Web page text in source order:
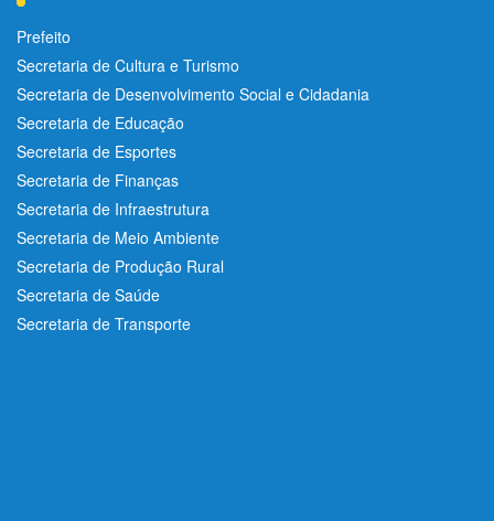
Prefeito
Secretaria de Cultura e Turismo
Secretaria de Desenvolvimento Social e Cidadania
Secretaria de Educação
Secretaria de Esportes
Secretaria de Finanças
Secretaria de Infraestrutura
Secretaria de Meio Ambiente
Secretaria de Produção Rural
Secretaria de Saúde
Secretaria de Transporte